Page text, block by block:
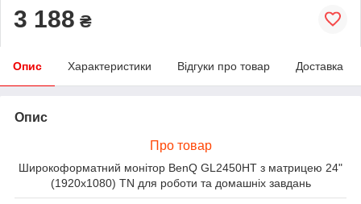
3 188 ₴
Опис Характеристики Відгуки про товар Доставка
Опис
Про товар
Широкоформатний монітор BenQ GL2450HT з матрицею 24"
(1920x1080) TN для роботи та домашніх завдань